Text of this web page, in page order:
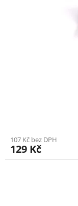
107 Kč bez DPH
129 Kč